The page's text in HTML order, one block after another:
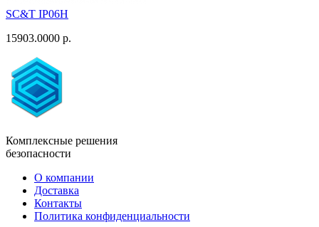
SC&T IP06H
15903.0000 р.
Комплексные решения
безопасности
О компании
Доставка
Контакты
Политика конфиденциальности